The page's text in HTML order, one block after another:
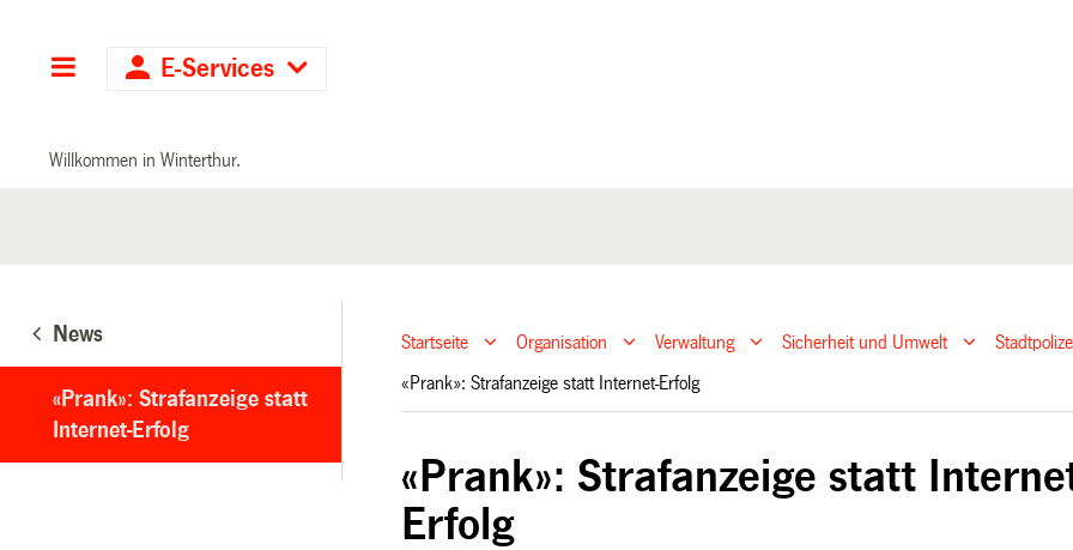
Hauptnavigation
E-Services
Willkommen in Winterthur.
News
«Prank»: Strafanzeige statt
Internet-Erfolg
Startseite Organisation Verwaltung Sicherheit und Umwelt
«Prank»: Strafanzeige statt Internet-Erfolg
«Prank»: Strafanzeige statt
Erfolg